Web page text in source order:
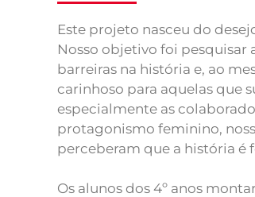
Este projeto nasceu do
Nosso objetivo foi pesquisar
barreiras na história e, ao
carinhoso para aquelas que
especialmente as
protagonismo feminino,
perceberam que a história é
Os alunos dos 4º anos